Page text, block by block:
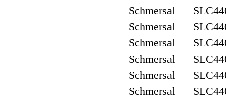
Schmersal
Schmersal
Schmersal
Schmersal
Schmersal
Schmersal